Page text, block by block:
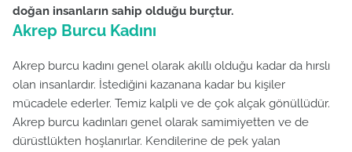
doğan insanların sahip olduğu burçtur.
Akrep Burcu Kadını
Akrep burcu kadını genel olarak akıllı olduğu kadar da hırslı
olan insanlardır. İstediğini kazanana kadar bu kişiler
mücadele ederler. Temiz kalpli ve de çok alçak gönüllüdür.
Akrep burcu kadınları genel olarak samimiyetten ve de
dürüstlükten hoşlanırlar. Kendilerine de pek yalan